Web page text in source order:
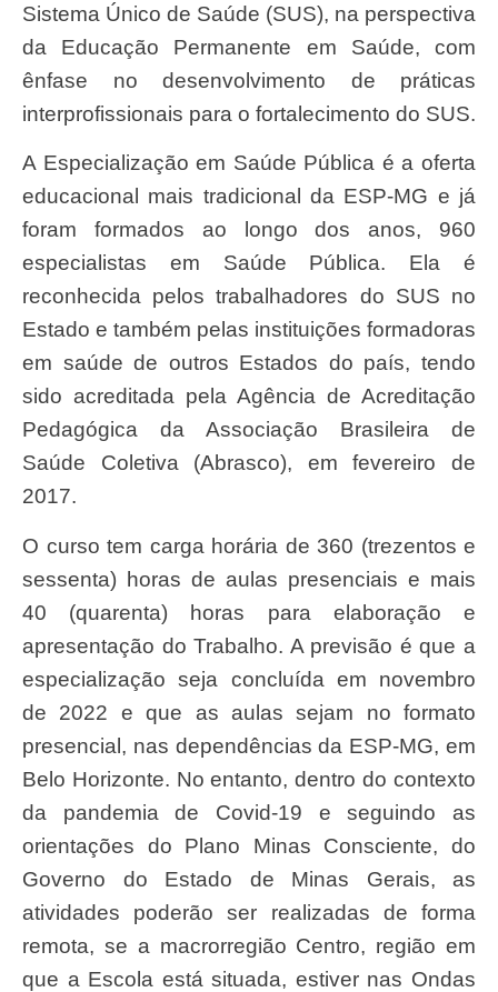
Sistema Único de Saúde (SUS), na perspectiva
da Educação Permanente em Saúde, com
ênfase no desenvolvimento de práticas
interprofissionais para o fortalecimento do SUS.
A Especialização em Saúde Pública é a oferta
educacional mais tradicional da ESP-MG e já
foram formados ao longo dos anos, 960
especialistas em Saúde Pública. Ela é
reconhecida pelos trabalhadores do SUS no
Estado e também pelas instituições formadoras
em saúde de outros Estados do país, tendo
sido acreditada pela Agência de Acreditação
Pedagógica da Associação Brasileira de
Saúde Coletiva (Abrasco), em fevereiro de
2017.
O curso tem carga horária de 360 (trezentos e
sessenta) horas de aulas presenciais e mais
40 (quarenta) horas para elaboração e
apresentação do Trabalho. A previsão é que a
especialização seja concluída em novembro
de 2022 e que as aulas sejam no formato
presencial, nas dependências da ESP-MG, em
Belo Horizonte. No entanto, dentro do contexto
da pandemia de Covid-19 e seguindo as
orientações do Plano Minas Consciente, do
Governo do Estado de Minas Gerais, as
atividades poderão ser realizadas de forma
remota, se a macrorregião Centro, região em
que a Escola está situada, estiver nas Ondas